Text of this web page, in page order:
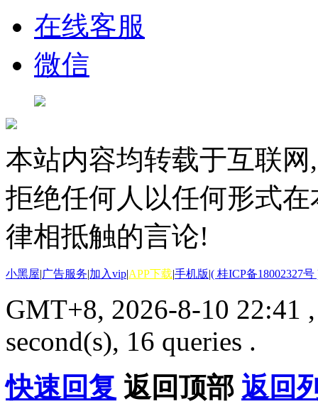
在线客服
微信
本站内容均转载于互联
拒绝任何人以任何形式
律相抵触的言论!
小黑屋|广告服务|加入vip|APP下载|手机版|( 桂ICP备18002327号
GMT+8, 2026-8-10 22:41
second(s), 16 queries .
快速回复 返回顶部 返回